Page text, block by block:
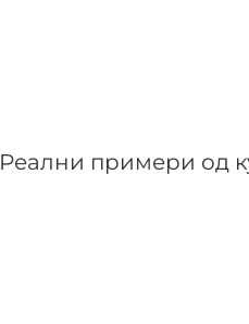
Реални примери од